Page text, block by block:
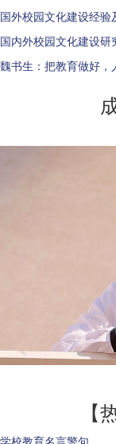
国外校园文化建设经验
国内外校园文化建设研
魏书生：把教育做好，
【